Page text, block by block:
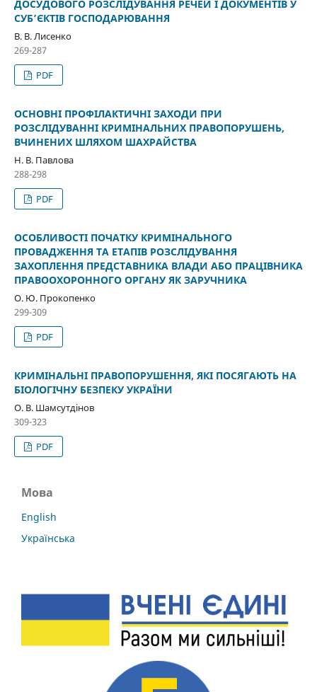
ДОСУДОВОГО РОЗСЛІДУВАННЯ РЕЧЕЙ І ДОКУМЕНТІВ У
СУБ’ЄКТІВ ГОСПОДАРЮВАННЯ
В. В. Лисенко
269-287
PDF
ОСНОВНІ ПРОФІЛАКТИЧНІ ЗАХОДИ ПРИ
РОЗСЛІДУВАННІ КРИМІНАЛЬНИХ ПРАВОПОРУШЕНЬ,
ВЧИНЕНИХ ШЛЯХОМ ШАХРАЙСТВА
Н. В. Павлова
288-298
PDF
ОСОБЛИВОСТІ ПОЧАТКУ КРИМІНАЛЬНОГО
ПРОВАДЖЕННЯ ТА ЕТАПІВ РОЗСЛІДУВАННЯ
ЗАХОПЛЕННЯ ПРЕДСТАВНИКА ВЛАДИ АБО ПРАЦІВНИКА
ПРАВООХОРОННОГО ОРГАНУ ЯК ЗАРУЧНИКА
О. Ю. Прокопенко
299-309
PDF
КРИМІНАЛЬНІ ПРАВОПОРУШЕННЯ, ЯКІ ПОСЯГАЮТЬ НА
БІОЛОГІЧНУ БЕЗПЕКУ УКРАЇНИ
О. В. Шамсутдінов
309-323
PDF
Мова
English
Українська